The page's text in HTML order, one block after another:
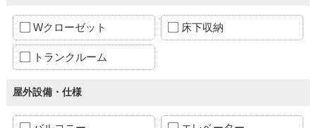
Wクローゼット 床下収納
トランクルーム
屋外設備・仕様